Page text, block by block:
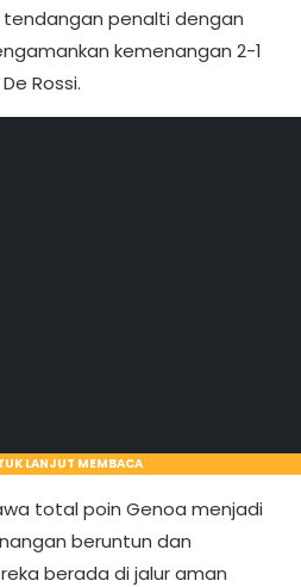
penalti dengan
kemenangan 2-1
Rossi.
LANJUT MEMBACA
total poin Genoa menjadi
beruntun dan
berada di jalur aman